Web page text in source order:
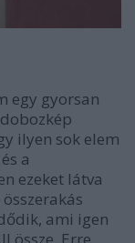
egy gyorsan
ilyen sok elem
a
ezeket látva
ami igen
össze. Erre